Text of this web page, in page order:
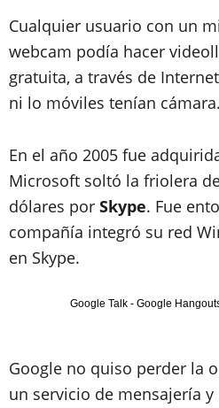
Cualquier usuario con un
webcam podía hacer
gratuita, a través de
ni lo móviles tenían cámara.
En el año 2005 fue
Microsoft soltó la friolera
dólares por Skype. Fue
compañía integró su red
en Skype.
Google Talk - Google
Google no quiso perder la
un servicio de mensajería